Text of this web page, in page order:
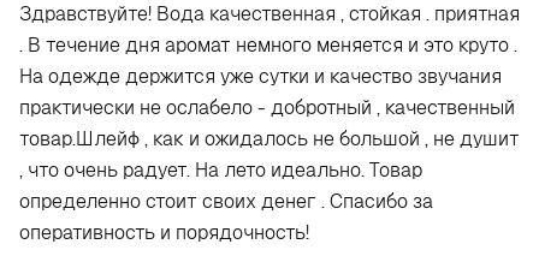
Здравствуйте! Вода качественная , стойкая . приятная
. В течение дня аромат немного меняется и это круто .
На одежде держится уже сутки и качество звучания
практически не ослабело - добротный , качественный
товар.Шлейф , как и ожидалось не большой , не душит
, что очень радует. На лето идеально. Товар
определенно стоит своих денег . Спасибо за
оперативность и порядочность!